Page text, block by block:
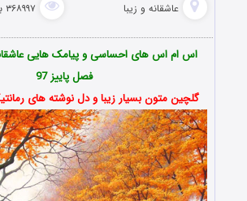
عاشقانه و زیبا ۳۶۸۹۹۷ بازدید
اس ام اس های احساسی و پیامک هایی
فصلپاییز97
گلچین متون بسیار زیبا و دل نوشته های